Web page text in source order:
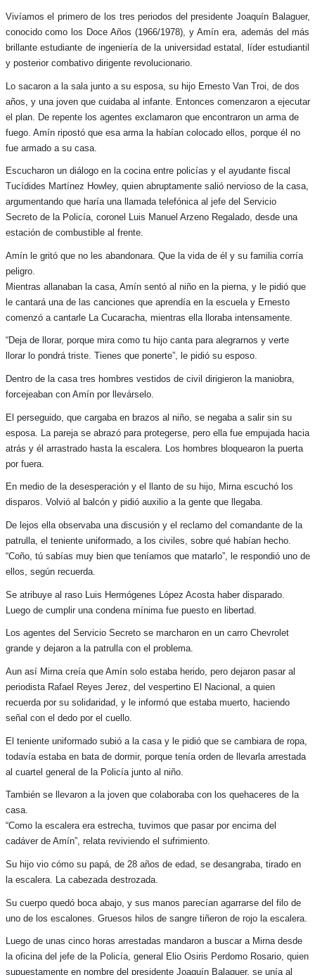
Vivíamos el primero de los tres periodos del presidente Joaquín Balaguer,
conocido como los Doce Años (1966/1978), y Amín era, además del más
brillante estudiante de ingeniería de la universidad estatal, líder estudiantil
y posterior combativo dirigente revolucionario.
Lo sacaron a la sala junto a su esposa, su hijo Ernesto Van Troi, de dos
años, y una joven que cuidaba al infante. Entonces comenzaron a ejecutar
el plan. De repente los agentes exclamaron que encontraron un arma de
fuego. Amín ripostó que esa arma la habían colocado ellos, porque él no
fue armado a su casa.
Escucharon un diálogo en la cocina entre policías y el ayudante fiscal
Tucídides Martínez Howley, quien abruptamente salió nervioso de la casa,
argumentando que haría una llamada telefónica al jefe del Servicio
Secreto de la Policía, coronel Luis Manuel Arzeno Regalado, desde una
estación de combustible al frente.
Amín le gritó que no les abandonara. Que la vida de él y su familia corría
peligro.
Mientras allanaban la casa, Amín sentó al niño en la pierna, y le pidió que
le cantará una de las canciones que aprendía en la escuela y Ernesto
comenzó a cantarle La Cucaracha, mientras ella lloraba intensamente.
“Deja de llorar, porque mira como tu hijo canta para alegrarnos y verte
llorar lo pondrá triste. Tienes que ponerte”, le pidió su esposo.
Dentro de la casa tres hombres vestidos de civil dirigieron la maniobra,
forcejeaban con Amín por llevárselo.
El perseguido, que cargaba en brazos al niño, se negaba a salir sin su
esposa. La pareja se abrazó para protegerse, pero ella fue empujada hacia
atrás y él arrastrado hasta la escalera. Los hombres bloquearon la puerta
por fuera.
En medio de la desesperación y el llanto de su hijo, Mirna escuchó los
disparos. Volvió al balcón y pidió auxilio a la gente que llegaba.
De lejos ella observaba una discusión y el reclamo del comandante de la
patrulla, el teniente uniformado, a los civiles, sobre qué habían hecho.
“Coño, tú sabías muy bien que teníamos que matarlo”, le respondió uno de
ellos, según recuerda.
Se atribuye al raso Luis Hermógenes López Acosta haber disparado.
Luego de cumplir una condena mínima fue puesto en libertad.
Los agentes del Servicio Secreto se marcharon en un carro Chevrolet
grande y dejaron a la patrulla con el problema.
Aun así Mirna creía que Amín solo estaba herido, pero dejaron pasar al
periodista Rafael Reyes Jerez, del vespertino El Nacional, a quien
recuerda por su solidaridad, y le informó que estaba muerto, haciendo
señal con el dedo por el cuello.
El teniente uniformado subió a la casa y le pidió que se cambiara de ropa,
todavía estaba en bata de dormir, porque tenía orden de llevarla arrestada
al cuartel general de la Policía junto al niño.
También se llevaron a la joven que colaboraba con los quehaceres de la
casa.
“Como la escalera era estrecha, tuvimos que pasar por encima del
cadáver de Amín”, relata reviviendo el sufrimiento.
Su hijo vio cómo su papá, de 28 años de edad, se desangraba, tirado en
la escalera. La cabezada destrozada.
Su cuerpo quedó boca abajo, y sus manos parecían agarrarse del filo de
uno de los escalones. Gruesos hilos de sangre tiñeron de rojo la escalera.
Luego de unas cinco horas arrestadas mandaron a buscar a Mirna desde
la oficina del jefe de la Policía, general Elio Osiris Perdomo Rosario, quien
supuestamente en nombre del presidente Joaquín Balaguer, se unía al